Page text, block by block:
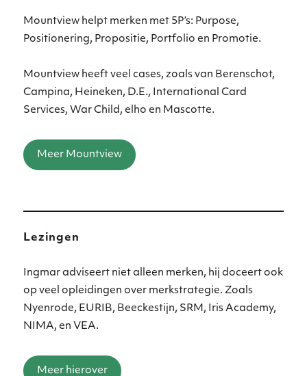
Mountview helpt merken met 5P’s: Purpose,
Positionering, Propositie, Portfolio en Promotie.
Mountview heeft veel cases, zoals van Berenschot,
Campina, Heineken, D.E., International Card
Services, War Child, elho en Mascotte.
Meer Mountview
Lezingen
Ingmar adviseert niet alleen merken, hij doceert ook
op veel opleidingen over merkstrategie. Zoals
Nyenrode, EURIB, Beeckestijn, SRM, Iris Academy,
NIMA, en VEA.
Meer hierover